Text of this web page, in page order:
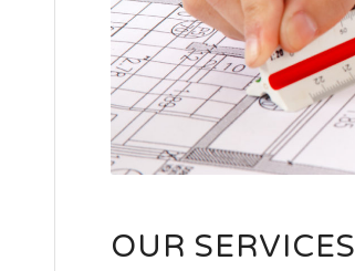
OUR SERVICES